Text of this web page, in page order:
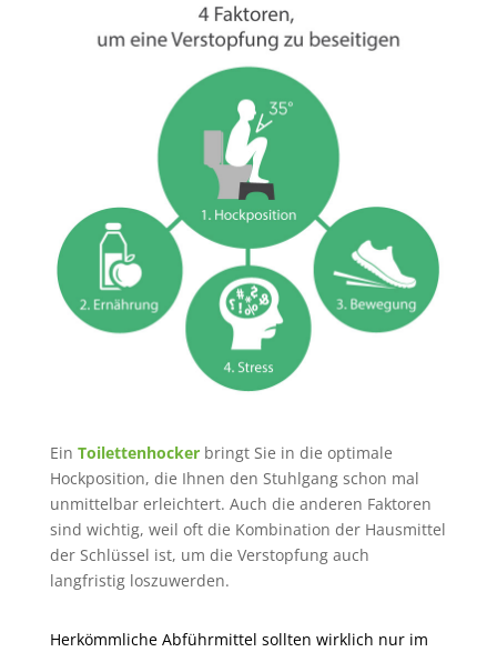
Ein Toilettenhockerbringt Sie in die optimale
Hockposition, die Ihnen den Stuhlgang schon mal
unmittelbar erleichtert. Auch die anderen Faktoren
sind wichtig, weil oft die Kombination der Hausmittel
der Schlüssel ist, um die Verstopfung auch
langfristig loszuwerden.
Herkömmliche Abführmittel sollten wirklich nur im